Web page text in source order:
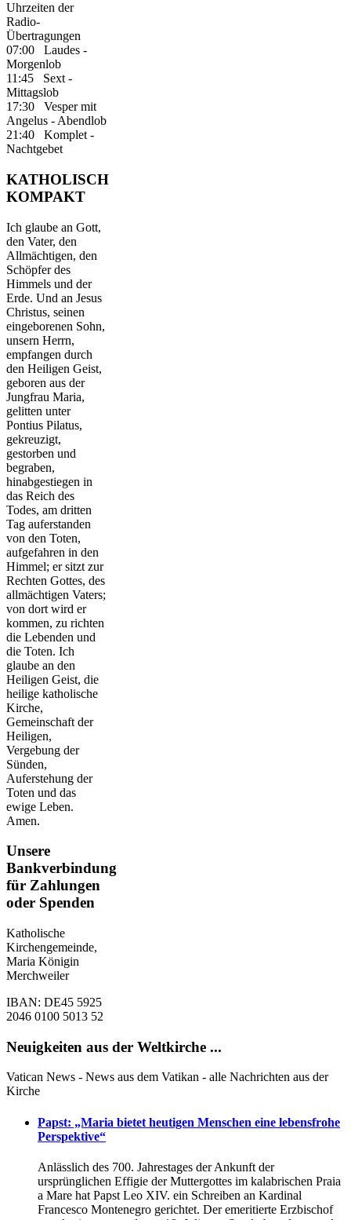
Uhrzeiten der
Radio-
Übertragungen
07:00 Laudes -
Morgenlob
11:45 Sext -
Mittagslob
17:30 Vesper mit
Angelus - Abendlob
21:40 Komplet -
Nachtgebet
KATHOLISCH
KOMPAKT
Ich glaube an Gott,
den Vater, den
Allmächtigen, den
Schöpfer des
Himmels und der
Erde. Und an Jesus
Christus, seinen
eingeborenen Sohn,
unsern Herrn,
empfangen durch
den Heiligen Geist,
geboren aus der
Jungfrau Maria,
gelitten unter
Pontius Pilatus,
gekreuzigt,
gestorben und
begraben,
hinabgestiegen in
das Reich des
Todes, am dritten
Tag auferstanden
von den Toten,
aufgefahren in den
Himmel; er sitzt zur
Rechten Gottes, des
allmächtigen Vaters;
von dort wird er
kommen, zu richten
die Lebenden und
die Toten. Ich
glaube an den
Heiligen Geist, die
heilige katholische
Kirche,
Gemeinschaft der
Heiligen,
Vergebung der
Sünden,
Auferstehung der
Toten und das
ewige Leben.
Amen.
Unsere
Bankverbindung
für Zahlungen
oder Spenden
Katholische
Kirchengemeinde,
Maria Königin
Merchweiler
IBAN: DE45 5925
2046 0100 5013 52
Neuigkeiten aus der Weltkirche ...
Vatican News - News aus dem Vatikan - alle Nachrichten aus der
Kirche
Papst: „Maria bietet heutigen Menschen eine lebensfrohe
Perspektive“
Anlässlich des 700. Jahrestages der Ankunft der
ursprünglichen Effigie der Muttergottes im kаlabrischen Praia
a Mare hat Papst Leo XIV. ein Schreiben an Kardinal
Francesco Montenegro gerichtet. Der emeritierte Erzbischof